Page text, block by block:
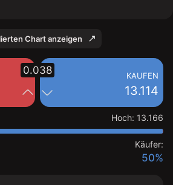
Chart anzeigen
KAUFEN
13.114
0.038
Hoch: 13.166
Käufer:
50%